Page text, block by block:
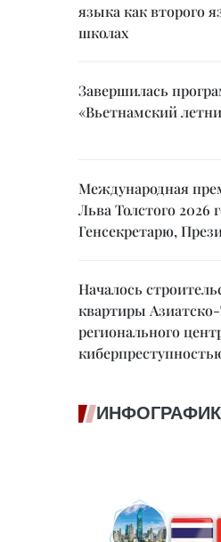
языка как второго
школах
Завершилась
«Вьетнамский
Международная
Льва Толстого 2026
Генсекретарю,
Началось
квартиры
регионального